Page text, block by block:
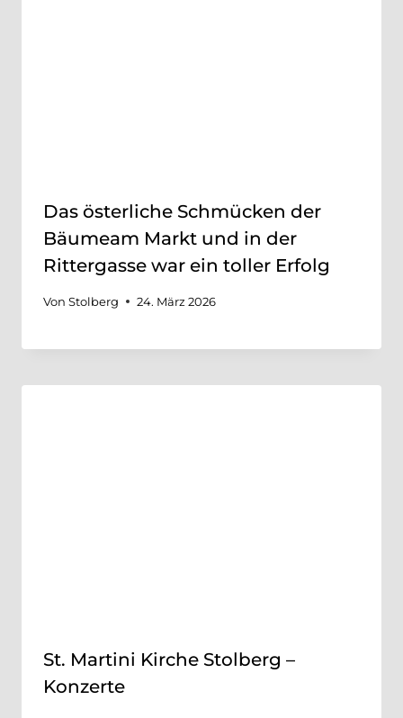
Das österliche Schmücken der
Bäumeam Markt und in der
Rittergasse war ein toller Erfolg
Von Stolberg 24. März 2026
St. Martini Kirche Stolberg –
Konzerte